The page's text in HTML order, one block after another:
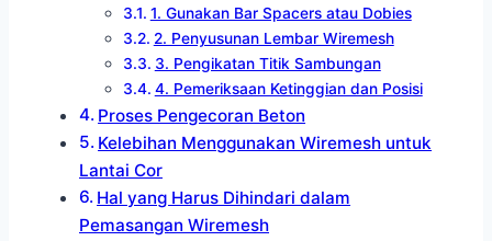
1. Gunakan Bar Spacers atau Dobies
2. Penyusunan Lembar Wiremesh
3. Pengikatan Titik Sambungan
4. Pemeriksaan Ketinggian dan Posisi
Proses Pengecoran Beton
Kelebihan Menggunakan Wiremesh untuk
Lantai Cor
Hal yang Harus Dihindari dalam
Pemasangan Wiremesh